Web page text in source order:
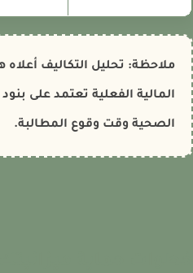
ملاحظة: تحليل التكاليف أعلاه
الصحية وقت وقوع المطالبة.